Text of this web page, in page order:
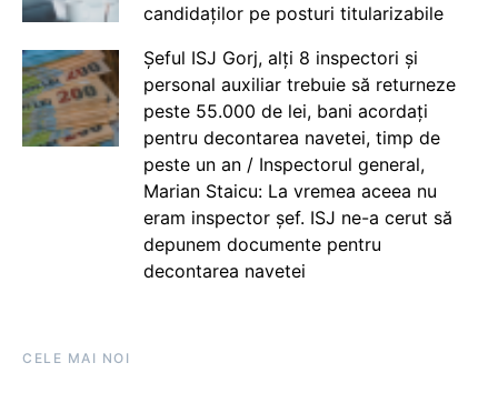
candidaților pe posturi titularizabile
Șeful ISJ Gorj, alți 8 inspectori și
personal auxiliar trebuie să returneze
peste 55.000 de lei, bani acordați
pentru decontarea navetei, timp de
peste un an / Inspectorul general,
Marian Staicu: La vremea aceea nu
eram inspector șef. ISJ ne-a cerut să
depunem documente pentru
decontarea navetei
CELE MAI NOI